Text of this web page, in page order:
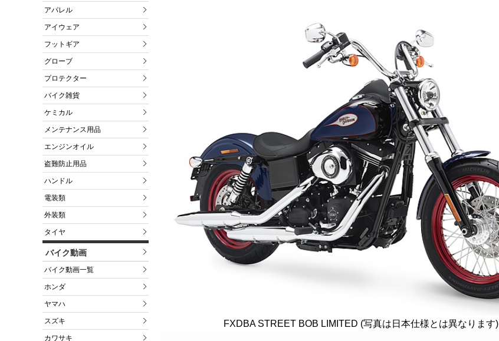
アパレル
アイウェア
フットギア
グローブ
プロテクター
バイク雑貨
ケミカル
メンテナンス用品
エンジンオイル
盗難防止用品
ハンドル
電装類
外装類
タイヤ
バイク動画
バイク動画一覧
ホンダ
ヤマハ
スズキ
カワサキ
FXDBA STREET BOB LIMITED (写真は日本仕様とは異なります)